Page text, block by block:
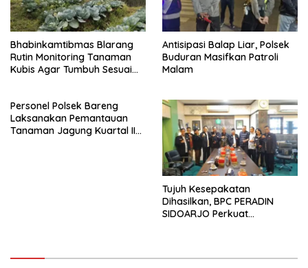
Bhabinkamtibmas Blarang
Rutin Monitoring Tanaman
Kubis Agar Tumbuh Sesuai
Antisipasi Balap Liar, Polsek
Buduran Masifkan Patroli
Malam
Personel Polsek Bareng
Laksanakan Pemantauan
Tanaman Jagung Kuartal II
Tujuh Kesepakatan
Dihasilkan, BPC PERADIN
SIDOARJO Perkuat